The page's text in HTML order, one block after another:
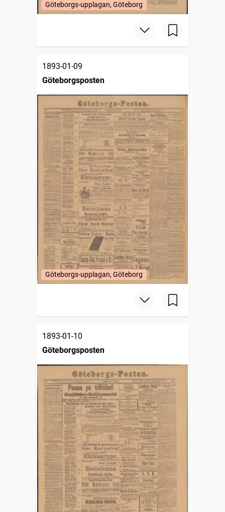
Göteborgs-upplagan, Göteborg
1893-01-09
Göteborgsposten
Göteborgs-upplagan, Göteborg
1893-01-10
Göteborgsposten